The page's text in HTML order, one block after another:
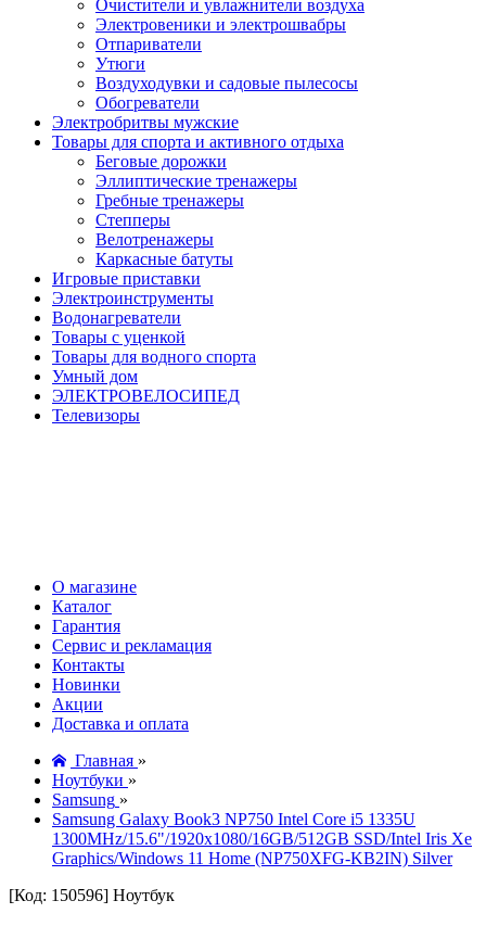
Очистители и увлажнители воздуха
Электровеники и электрошвабры
Отпариватели
Утюги
Воздуходувки и садовые пылесосы
Обогреватели
Электробритвы мужские
Товары для спорта и активного отдыха
Беговые дорожки
Эллиптические тренажеры
Гребные тренажеры
Степперы
Велотренажеры
Каркасные батуты
Игровые приставки
Электроинструменты
Водонагреватели
Товары с уценкой
Товары для водного спорта
Умный дом
ЭЛЕКТРОВЕЛОСИПЕД
Телевизоры
О магазине
Каталог
Гарантия
Сервис и рекламация
Контакты
Новинки
Акции
Доставка и оплата
Главная »
Ноутбуки »
Samsung »
Samsung Galaxy Book3 NP750 Intel Core i5 1335U
1300MHz/15.6"/1920x1080/16GB/512GB SSD/Intel Iris Xe
Graphics/Windows 11 Home (NP750XFG-KB2IN) Silver
[Код: 150596] Ноутбук